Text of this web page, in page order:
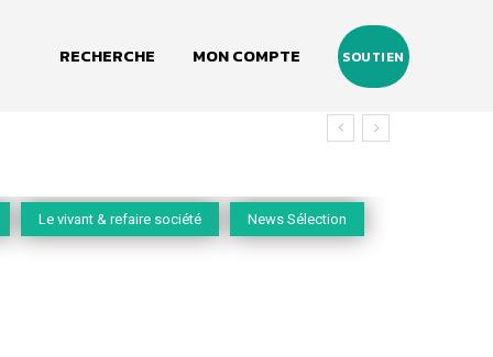
RECHERCHE MON COMPTE SOUTIEN
Le vivant & refaire société News Sélection